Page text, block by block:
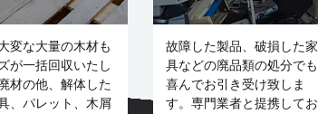
変な大量の木材も
が一括回収いたし
材の他、解体した
、パレット、木屑
故障した製品、破損した家
具などの廃品類の処分でも
喜んでお引き受け致しま
す。専門業者と提携してお